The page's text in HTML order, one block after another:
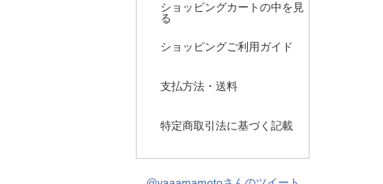
ショッピングカートの中を見
る
ショッピングご利用ガイド
支払方法・送料
特定商取引法に基づく記載